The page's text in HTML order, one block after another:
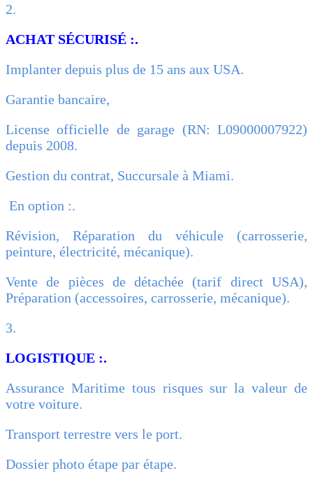
2.
ACHAT SÉCURISÉ :.
Implanter depuis plus de 15 ans aux USA.
Garantie bancaire,
License officielle de garage (RN: L09000007922)
depuis 2008.
Gestion du contrat, Succursale à Miami.
En option :.
Révision, Réparation du véhicule (carrosserie,
peinture, électricité, mécanique).
Vente de pièces de détachée (tarif direct USA),
Préparation (accessoires, carrosserie, mécanique).
3.
LOGISTIQUE :.
Assurance Maritime tous risques sur la valeur de
votre voiture.
Transport terrestre vers le port.
Dossier photo étape par étape.